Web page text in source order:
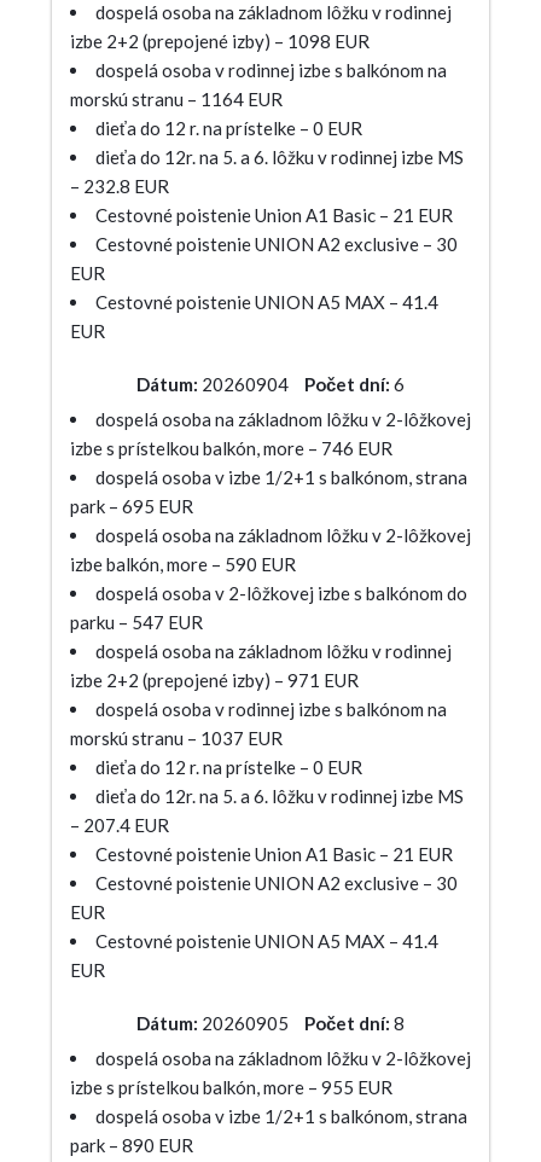
dospelá osoba na základnom lôžku v rodinnej
izbe 2+2 (prepojené izby) – 1098 EUR
dospelá osoba v rodinnej izbe s balkónom na
morskú stranu – 1164 EUR
dieťa do 12 r. na prístelke – 0 EUR
dieťa do 12r. na 5. a 6. lôžku v rodinnej izbe MS
– 232.8 EUR
Cestovné poistenie Union A1 Basic – 21 EUR
Cestovné poistenie UNION A2 exclusive – 30
EUR
Cestovné poistenie UNION A5 MAX – 41.4
EUR
Dátum: 20260904 Počet dní: 6
dospelá osoba na základnom lôžku v 2-lôžkovej
izbe s prístelkou balkón, more – 746 EUR
dospelá osoba v izbe 1/2+1 s balkónom, strana
park – 695 EUR
dospelá osoba na základnom lôžku v 2-lôžkovej
izbe balkón, more – 590 EUR
dospelá osoba v 2-lôžkovej izbe s balkónom do
parku – 547 EUR
dospelá osoba na základnom lôžku v rodinnej
izbe 2+2 (prepojené izby) – 971 EUR
dospelá osoba v rodinnej izbe s balkónom na
morskú stranu – 1037 EUR
dieťa do 12 r. na prístelke – 0 EUR
dieťa do 12r. na 5. a 6. lôžku v rodinnej izbe MS
– 207.4 EUR
Cestovné poistenie Union A1 Basic – 21 EUR
Cestovné poistenie UNION A2 exclusive – 30
EUR
Cestovné poistenie UNION A5 MAX – 41.4
EUR
Dátum: 20260905 Počet dní: 8
dospelá osoba na základnom lôžku v 2-lôžkovej
izbe s prístelkou balkón, more – 955 EUR
dospelá osoba v izbe 1/2+1 s balkónom, strana
park – 890 EUR